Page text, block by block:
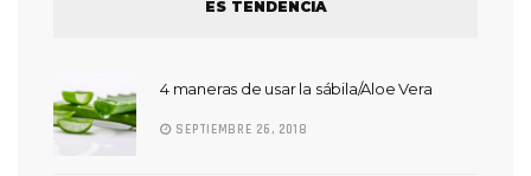
ES TENDENCIA
4 maneras de usar la sábila/Aloe Vera
SEPTIEMBRE 26, 2018